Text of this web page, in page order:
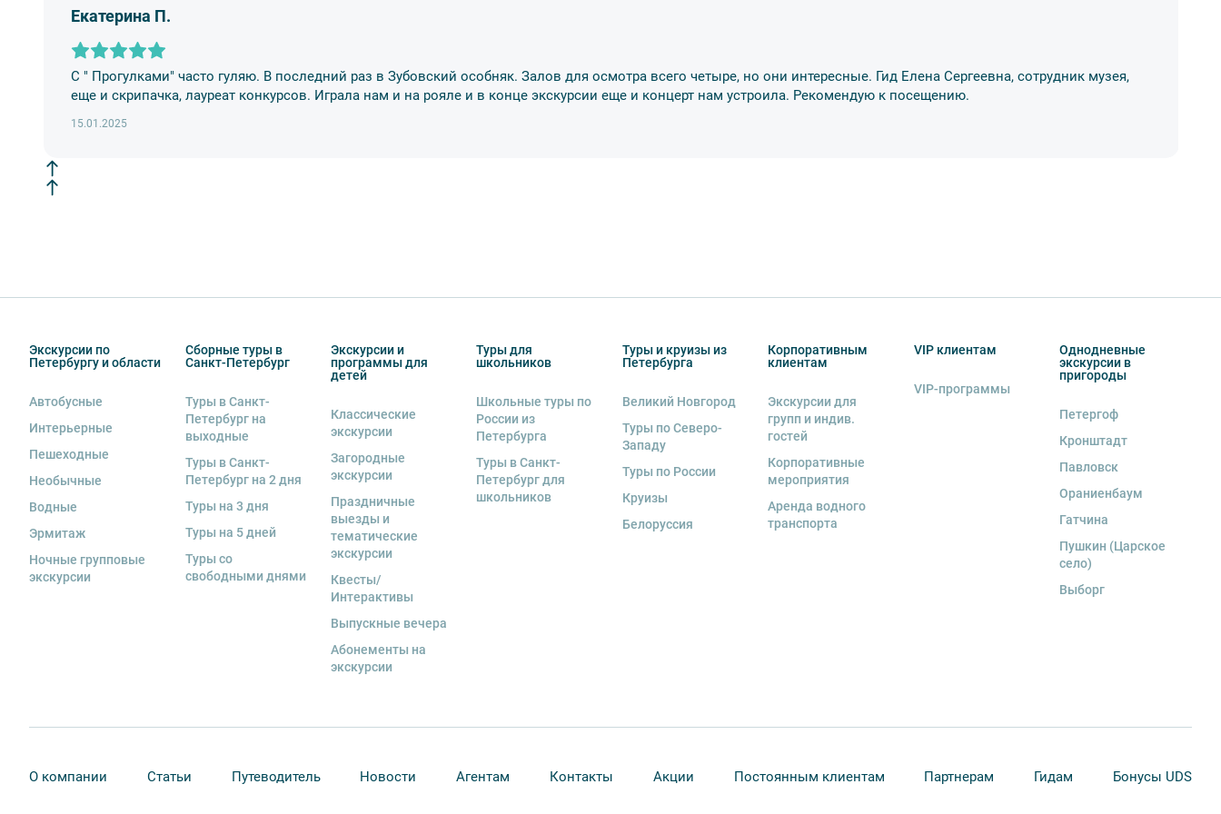
отмены экскурсии все денежные средства возвращаются клиенту в полном объеме.
9. На ряд экскурсий туроператор предоставляет в аренду аудиооборудование. Ответственность за
сохранность оборудования во время проведения экскурсионной программы возлагается на
экскурсанта. В случае утери или порчи оборудования экскурсант обязан возместить полную
интерьеры могут быть недоступны по решению руководства объекта.
Екатерина П.
С " Прогулками" часто гуляю. В последний раз в Зубовский особняк. Залов для осмотра всего четыре, но они интересные. Гид Елена Сергеевна, сотрудник музея,
еще и скрипачка, лауреат конкурсов. Играла нам и на рояле и в конце экскурсии еще и концерт нам устроила. Рекомендую к посещению.
15.01.2025
Экскурсии по
Петербургу и области
Автобусные
Интерьерные
Пешеходные
Необычные
Водные
Эрмитаж
Ночные групповые
экскурсии
Сборные туры в
Санкт-Петербург
Туры в Санкт-
Петербург на
выходные
Туры в Санкт-
Петербург на 2 дня
Туры на 3 дня
Туры на 5 дней
Туры со
свободными днями
Экскурсии и
программы для
детей
Классические
экскурсии
Загородные
экскурсии
Праздничные
выезды и
тематические
экскурсии
Квесты/
Интерактивы
Выпускные вечера
Абонементы на
экскурсии
Туры для
школьников
Школьные туры по
России из
Петербурга
Туры в Санкт-
Петербург для
школьников
Туры и круизы из
Петербурга
Великий Новгород
Туры по Северо-
Западу
Туры по России
Круизы
Белоруссия
Корпоративным
клиентам
Экскурсии для
групп и индив.
гостей
Корпоративные
мероприятия
Аренда водного
транспорта
VIP клиентам
VIP-программы
Однодневные
экскурсии в
пригороды
Петергоф
Кронштадт
Павловск
Ораниенбаум
Гатчина
Пушкин (Царское
село)
Выборг
О компании Статьи Путеводитель Новости Агентам Контакты Акции Постоянным клиентам Партнерам Гидам Бонусы UDS